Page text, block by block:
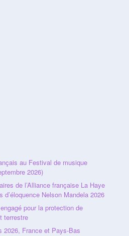
au Festival de musique
2026)
de l’Alliance française La Haye
Nelson Mandela 2026
pour la protection de
terrestre
2026, France et Pays-Bas